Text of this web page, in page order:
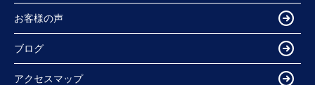
お客様の声
ブログ
アクセスマップ